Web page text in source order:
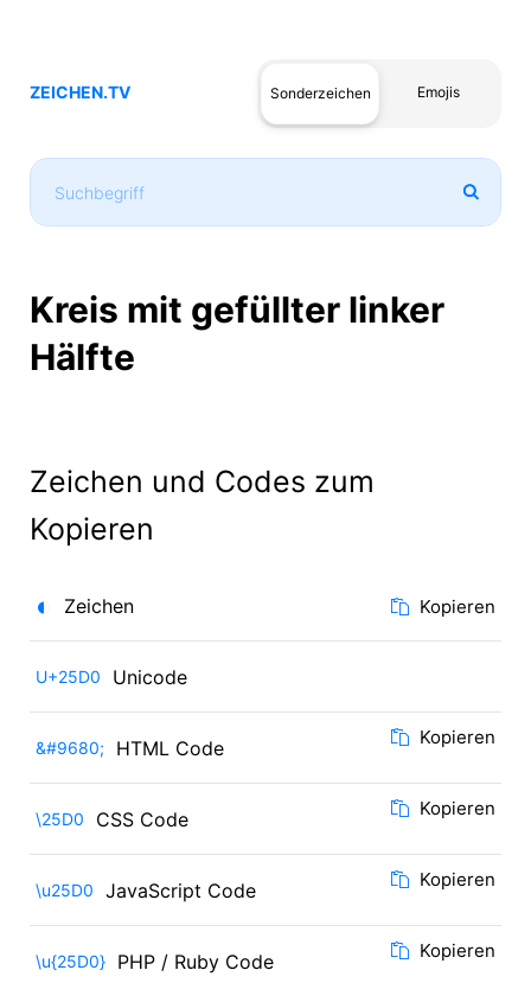
ZEICHEN.TV Sonderzeichen Emojis
Kreis mit gefüllter linker
Hälfte
Zeichen und Codes zum
Kopieren
◐ Zeichen Kopieren
U+25D0 Unicode
Kopieren
&#9680; HTML Code
Kopieren
\25D0 CSS Code
Kopieren
\u25D0 JavaScript Code
Kopieren
\u{25D0} PHP / Ruby Code